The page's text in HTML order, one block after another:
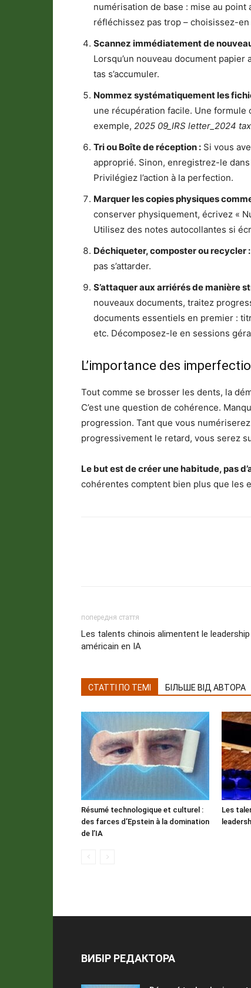
numérisation de base : mise au
réfléchissez pas trop – choisissez-
Scannez immédiatement de
Lorsqu’un nouveau document
tas s’accumuler.
Nommez systématiquement les
une récupération facile. Une formule
exemple, 2025 09_IRS letter_2024
Tri ou Boîte de réception : Si vous
approprié. Sinon, enregistrez-le
Privilégiez l’action à la perfection.
Marquer les copies physiques
conserver physiquement, écrivez «
Utilisez des notes autocollantes si
Déchiqueter, composter ou recycler :
pas s’attarder.
S’attaquer aux arriérés de manière
nouveaux documents, traitez
documents essentiels en premier :
etc. Décomposez-le en sessions
L’importance des
Tout comme se brosser les dents, la
C’est une question de cohérence.
progression. Tant que vous
progressivement le retard, vous serez
Le but est de créer une habitude, pas
cohérentes comptent bien plus que les
попередня стаття
Les talents chinois alimentent le leadership
américain en IA
СТАТТІ ПО ТЕМІ БІЛЬШЕ ВІД АВТОРА
Résumé technologique et culturel :
des farces d’Epstein à la domination
de l’IA
Les
ВИБІР РЕДАКТОРА